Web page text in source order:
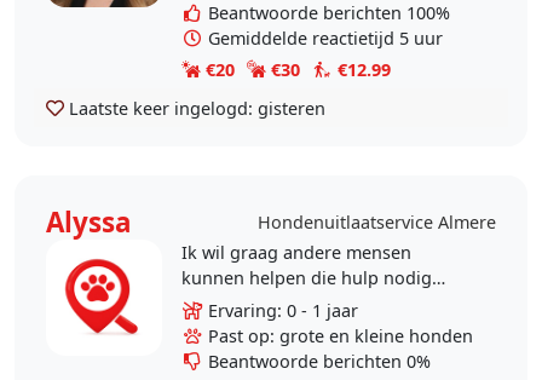
belangrijk..
Beantwoorde berichten 100%
Gemiddelde reactietijd 5 uur
€20
€30
€12.99
Laatste keer ingelogd: gisteren
Alyssa
Hondenuitlaatservice Almere
Ik wil graag andere mensen
kunnen helpen die hulp nodig
hebben met hun hond/honden! Zo
kan ik ook toepassen wat ik leuk
vind en maak ik andere ook..
Ervaring: 0 - 1 jaar
Past op: grote en kleine honden
Beantwoorde berichten 0%